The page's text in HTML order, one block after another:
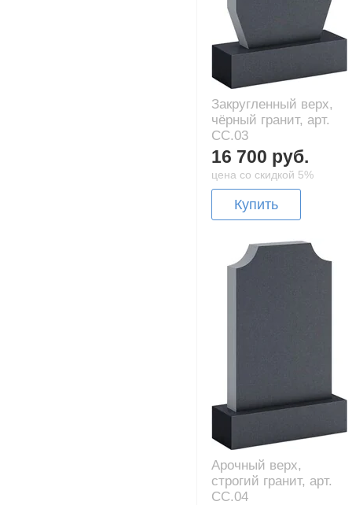
Закругленный верх,
чёрный гранит, арт.
CC.03
16 700 руб.
цена со скидкой 5%
Купить
Арочный верх,
строгий гранит, арт.
CC.04